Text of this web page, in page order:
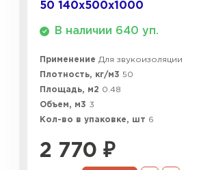
50 140х500х1000
В наличии 640 уп.
Применение Для звукоизоляции
Плотность, кг/м3 50
Площадь, м2 0.48
Объем, м3 3
Кол-во в упаковке, шт 6
2 770 ₽